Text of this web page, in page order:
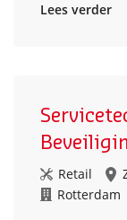
Lees verder
Retail
Rotterdam